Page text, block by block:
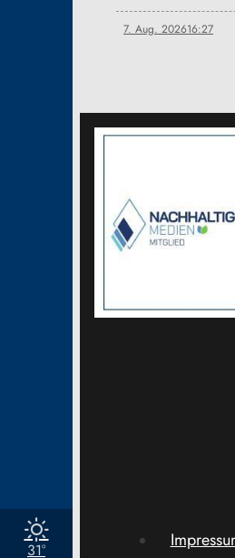
31°
7. Aug. 202616:27